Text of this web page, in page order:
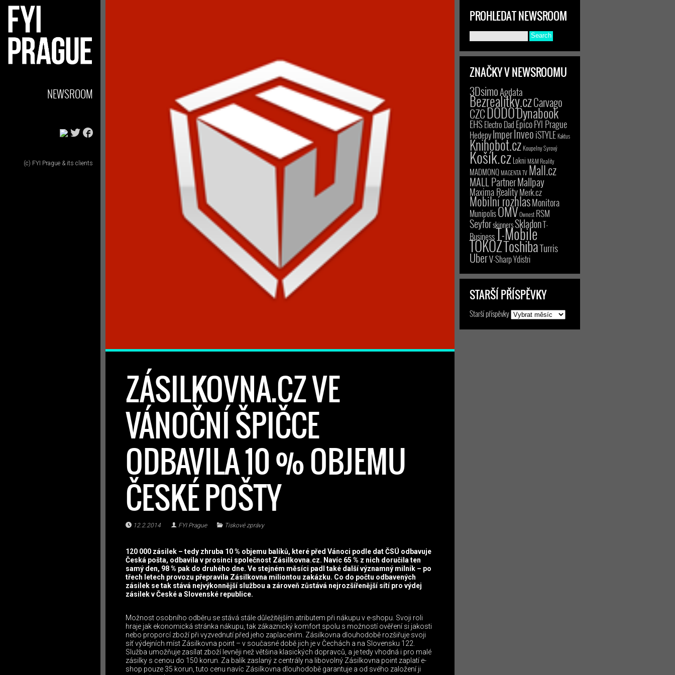
NEWSROOM
(c) FYI Prague & its clients
ZÁSILKOVNA.CZ VE
VÁNOČNÍ ŠPIČCE
ODBAVILA 10 % OBJEMU
ČESKÉ POŠTY
12.2.2014 FYI Prague Tiskové zprávy
120 000 zásilek – tedy zhruba 10 % objemu balíků, které před Vánoci podle dat ČSÚ odbavuje
Česká pošta, odbavila v prosinci společnost Zásilkovna.cz. Navíc 65 % z nich doručila ten
samý den, 98 % pak do druhého dne. Ve stejném měsíci padl také další významný milník – po
třech letech provozu přepravila Zásilkovna miliontou zakázku. Co do počtu odbavených
zásilek se tak stává nejvýkonnější službou a zároveň zůstává nejrozšířenější sítí pro výdej
zásilek v České a Slovenské republice.
Možnost osobního odběru se stává stále důležitějším atributem při nákupu v e-shopu. Svoji roli
hraje jak ekonomická stránka nákupu, tak zákaznický komfort spolu s možností ověření si jakosti
nebo proporcí zboží při vyzvednutí před jeho zaplacením. Zásilkovna dlouhodobě rozšiřuje svoji
síť výdejních míst Zásilkovna point – v současné době jich je v Čechách a na Slovensku 122.
Služba umožňuje zasílat zboží levněji než většina klasických dopravců, a je tedy vhodná i pro malé
zásilky s cenou do 150 korun. Za balík zaslaný z centrály na libovolný Zásilkovna point zaplatí e-
shop pouze 35 korun, tuto cenu navíc Zásilkovna dlouhodobě garantuje a od svého založení ji
PROHLEDAT NEWSROOM
ZNAČKY V NEWSROOMU
3DsimoAgdata
Bezrealitky.czCarvago
CZCDODODynabook
EHSElectro Dad EpicoFYI Prague
HedepyImperInveoiSTYLEKaktus
Knihobot.czKoupelny Syrový
Košík.czLokni M&M Reality
MADMONQMAGENTA TV Mall.cz
MALL PartnerMallpay
Maxima RealityMerk.cz
Mobilní rozhlasMonitora
MunipolisOMVOwnest RSM
SeyforskinnersSkladonT-
BusinessT-Mobile
TOKOZToshibaTurris
UberV-SharpYdistri
STARŠÍ PŘÍSPĚVKY
Starší příspěvky